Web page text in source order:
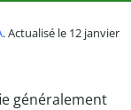
. Actualisé le 12 janvier
généralement